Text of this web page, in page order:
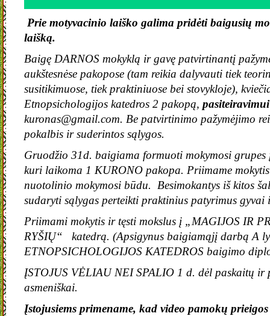
Prie motyvacinio laiško galima pridėti baigusių
laišką.
Baigę DARNOS mokyklą ir gavę patvirtinantį
aukštesnėse pakopose (tam reikia dalyvauti tiek
susitikimuose, tiek praktiniuose bei stovykloje),
Etnopsichologijos katedros 2 pakopą, pasiteiravimui
kuronas@gmail.com. Be patvirtinimo pažymėjimo
pokalbis ir suderintos sąlygos.
Gruodžio 31d. baigiama formuoti mokymosi grupes
kuri laikoma 1 KURONO pakopa. Priimame
nuotolinio mokymosi būdu. Besimokantys iš kitos
sudaryti sąlygas perteikti praktinius patyrimus gyvai
Priimami mokytis ir tęsti mokslus į „MAGIJOS IR
RYŠIŲ“ katedrą. (Apsigynus baigiamąjį darbą A
ETNOPSICHOLOGIJOS KATEDROS baigimo
ĮSTOJUS VĖLIAU NEI SPALIO 1 d. dėl paskaitų ir
asmeniškai.
Įstojusiems primename, kad video pamokų